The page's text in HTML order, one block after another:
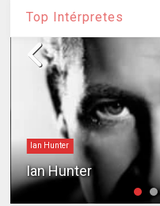
Top Intérpretes
Ian Hunter
Ian Hunter